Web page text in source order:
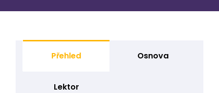
Přehled Osnova
Lektor